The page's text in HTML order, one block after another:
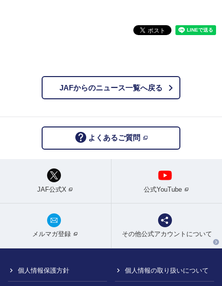
JAFからのニュース一覧へ戻る
よくあるご質問
JAF公式X 公式YouTube
メルマガ登録 その他公式アカウントについて
個人情報保護方針 個人情報の取り扱いについて